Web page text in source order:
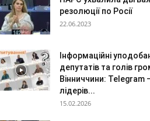
резолюції по Росії
22.06.2023
Інформаційні
депутатів та голів
Вінниччини: Telegram
лідерів...
15.02.2026